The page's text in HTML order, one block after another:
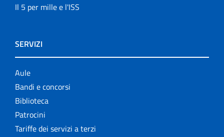
Il 5 per mille e l'ISS
SERVIZI
Aule
Bandi e concorsi
Biblioteca
Patrocini
Tariffe dei servizi a terzi